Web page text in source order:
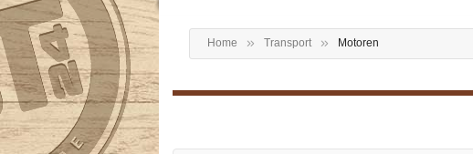
Home Transport Motoren